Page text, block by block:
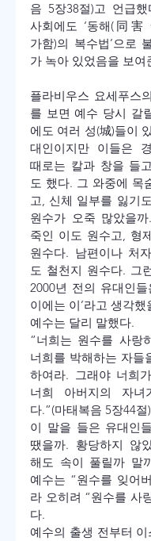
음 5장38절)고 언급
사회에도 ‘동해(同害
가함)의 복수법’으로
가 녹아 있었음을 보여
플라비우스 요세푸스
를 보면 예수 당시 갈
에도 여러 성(城)들이
대인이지만 이들은
때로는 칼과 창을 들
도 했다. 그 와중에 목
고, 신체 일부를 잃기
원수가 오죽 많았을
죽인 이도 원수고, 형
원수다. 남편이나 처
도 철천지 원수다. 그
2000년 전의 유대인들
이에는 이’라고 생각했
예수는 달리 말했다.
“너희는 원수를 사랑
너희를 박해하는 자들
하여라. 그래야 너희
너희 아버지의 자
다.”(마태복음 5장44절)
이 말을 들은 유대인
땠을까. 황당하지 않
해도 속이 풀릴까 말
예수는 “원수를 잊어
라 오히려 “원수를 사
다.
예수의 출생 전부터